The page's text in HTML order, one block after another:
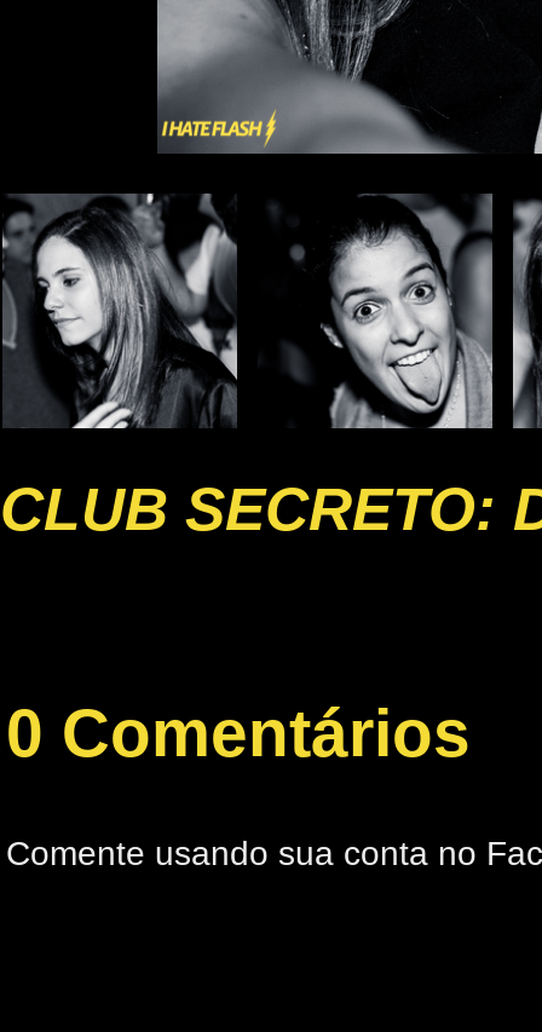
CLUB SECRETO:
0 Comentários
Comente usando sua conta no